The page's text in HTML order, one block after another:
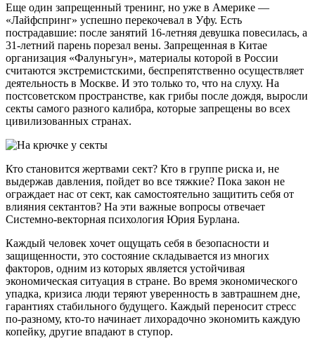
Еще один запрещенный тренинг, но уже в Америке —
«Лайфспринг» успешно перекочевал в Уфу. Есть
пострадавшие: после занятий 16-летняя девушка повесилась, а
31-летний парень порезал вены. Запрещенная в Китае
организация «Фалуньгун», материалы которой в России
считаются экстремистскими, беспрепятственно осуществляет
деятельность в Москве. И это только то, что на слуху. На
постсоветском пространстве, как грибы после дождя, выросли
секты самого разного калибра, которые запрещены во всех
цивилизованных странах.
Кто становится жертвами сект? Кто в группе риска и, не
выдержав давления, пойдет во все тяжкие? Пока закон не
ограждает нас от сект, как самостоятельно защитить себя от
влияния сектантов? На эти важные вопросы отвечает
Системно-векторная психология Юрия Бурлана.
Каждый человек хочет ощущать себя в безопасности и
защищенности, это состояние складывается из многих
факторов, одним из которых является устойчивая
экономическая ситуация в стране. Во время экономического
упадка, кризиса люди теряют уверенность в завтрашнем дне,
гарантиях стабильного будущего. Каждый переносит стресс
по-разному, кто-то начинает лихорадочно экономить каждую
копейку, другие впадают в ступор.